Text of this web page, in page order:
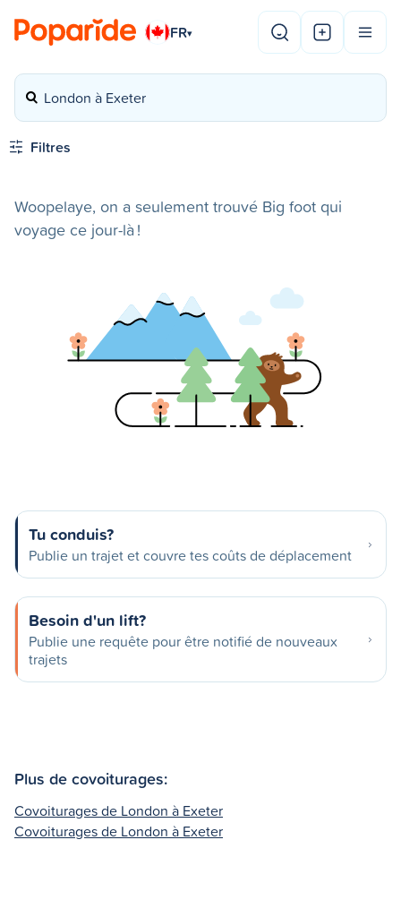
FR▾
London à Exeter
Filtres
Woopelaye, on a seulement trouvé Big foot qui
voyage ce jour-là !
Tu conduis?
Publie un trajet et couvre tes coûts de déplacement
Besoin d'un lift?
Publie une requête pour être notifié de nouveaux
trajets
Plus de covoiturages:
Covoiturages de London à Exeter
Covoiturages de London à Exeter